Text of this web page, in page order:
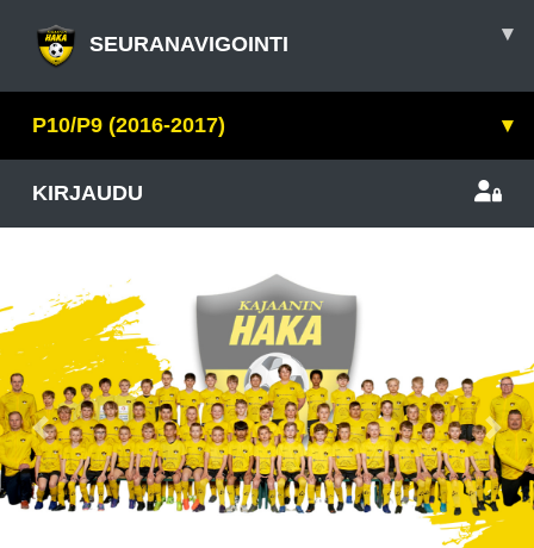
SEURANAVIGOINTI ▾
P10/P9 (2016-2017) ▾
KIRJAUDU
Previous